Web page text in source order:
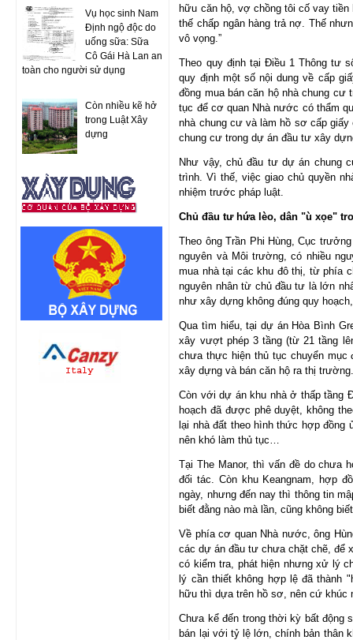
Vụ học sinh Nam
Định ngộ độc do
uống sữa: Sữa
Cô Gái Hà Lan an
toàn cho người sử dụng
Còn nhiều kẽ hở
trong Luật Xây
dựng
hữu căn hộ, vợ chồng tôi cố vay tiền
thế chấp ngân hàng trả nợ. Thế
vô vọng.”
Theo quy định tại Điều 1 Thông tư
quy định một số nội dung về cấp
đồng mua bán căn hộ nhà chung
tục để cơ quan Nhà nước có thẩm
nhà chung cư và làm hồ sơ cấp
chung cư trong dự án đầu tư xây
Như vậy, chủ đầu tư dự án chung
trình. Vì thế, việc giao chủ quyền
nhiệm trước pháp luật.
Chủ đầu tư hứa lèo, dân "ù xọe"
Theo ông Trần Phi Hùng, Cục
nguyên và Môi trường, có nhiều
mua nhà tại các khu đô thị, từ phía
nguyên nhân từ chủ đầu tư là lớn
như xây dựng không đúng quy
Qua tìm hiểu, tại dự án Hòa Bình
xây vượt phép 3 tầng (từ 21 tầng
chưa thực hiện thủ tục chuyển
xây dựng và bán căn hộ ra thị
Còn với dự án khu nhà ở thấp tầng
hoạch đã được phê duyệt, không
lại nhà đất theo hình thức hợp đồng
nên khó làm thủ tục…
Tại The Manor, thì vấn đề do chưa
đối tác. Còn khu Keangnam, hợp
ngày, nhưng đến nay thì thông tin
biết đằng nào mà lần, cũng không
Về phía cơ quan Nhà nước, ông
các dự án đầu tư chưa chặt chẽ, để
có kiểm tra, phát hiện nhưng xử lý
lý cần thiết không hợp lệ đã thành
hữu thì dựa trên hồ sơ, nên cứ khúc
Chưa kể đến trong thời kỳ bất động
bán lại với tỷ lệ lớn, chính bản thân